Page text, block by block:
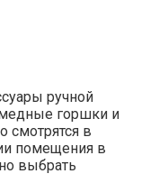
ручной
горшки и
смотрятся в
помещения в
выбрать